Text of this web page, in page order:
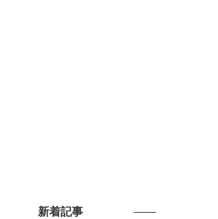
新着記事